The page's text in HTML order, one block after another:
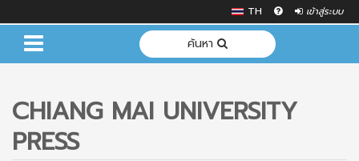
TH เข้าสู่ระบบ
ค้นหา
CHIANG MAI UNIVERSITY
PRESS